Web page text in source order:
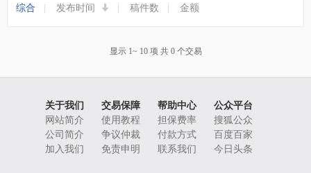
综合 发布时间 稿件数 金额
显示 1~ 10 项 共 0 个交易
关于我们 交易保障 帮助中心
公众平台
网站简介
使用教程 担保费率
搜狐公众
公司简介
争议仲裁 付款方式
百度百家
加入我们
免责申明 联系我们 今日头条